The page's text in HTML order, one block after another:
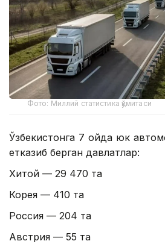
Фото: Миллий статистика қўмитаси
Ўзбекистонга 7 ойда юк
етказиб берган давлатлар:
Хитой — 29 470 та
Корея — 410 та
Россия — 204 та
Австрия — 55 та